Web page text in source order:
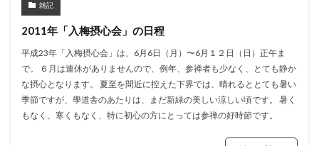
雑記
2011年「入梅摂心会」の日程
平成23年「入梅摂心会」は、6月6日（月）〜6月１２日（日）正午ま
で。 ６月は連休がありませんので、例年、参禅者も少なく、とても静か
な摂心となります。 夏至を間近に控えた下界では、晴れるととても暑い
季節ですが、學道舎のあたりは、まだ新緑の美しい涼しい頃です。 暑く
もなく、寒くもなく、特に初心の方にとっては参禅の好時節です。